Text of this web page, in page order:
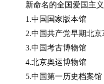
新命名的全国爱国主
1.中国国家版本馆
2.中国共产党早期北
3.中国考古博物馆
4.北京奥运博物馆
5.中国第一历史档案馆